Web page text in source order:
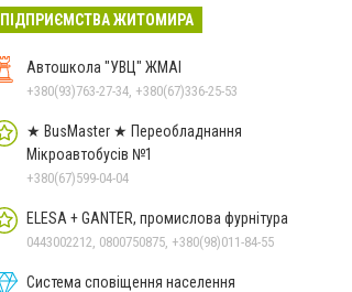
ПІДПРИЄМСТВА ЖИТОМИРА
Автошкола "УВЦ" ЖМАІ
+380(93)763-27-34, +380(67)336-25-53
★ BusMaster ★ Переобладнання
Мікроавтобусів №1
+380(67)599-04-04
ELESA + GANTER, промислова фурнітура
0443002212, 0800750875, +380(98)011-84-55
Система сповіщення населення